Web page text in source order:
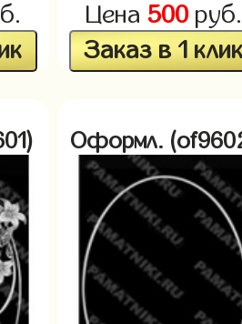
Цена 500руб.
Заказ в 1
Оформл.